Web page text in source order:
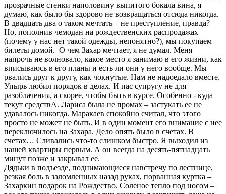
прозрачные стенки наполовину выпитого бокала вина, я
думаю, как было бы здорово не возвращаться отсюда никогда.
В двадцать два о таком мечтать – не преступление, правда?
Но, пополнив чемодан на рождественских распродажах
(почему у нас нет такой одежды, непонятно?), мы покупаем
билеты домой. О чем Захар мечтает, я не думал. Меня
напрочь не волновало, какое место я занимаю в его жизни, как
вписываюсь в его планы и есть ли они у него вообще. Мы
рвались друг к другу, как чокнутые. Нам не надоедало вместе.
Упырь любил порядок в делах. И пас супругу не для
разоблачения, а скорее, чтобы быть в курсе. Особенно - куда
текут средствА. Лариса была не промах – застукать ее не
удавалось никогда. Маракаев спокойно считал, что этого
просто не может не быть. И в один момент его внимание с нее
переключилось на Захара. Дело опять было в счетах. В
счетах… Сливались что-то слишком быстро. Я выходил из
нашей квартиры первым. А он всегда на десять-пятнадцать
минут позже и закрывал ее.
Дядьки в подъезде, поднимающиеся навстречу по лестнице,
резкая боль в заломленных назад руках, порванная куртка –
Захаркин подарок на Рождество. Соленое тепло под носом –